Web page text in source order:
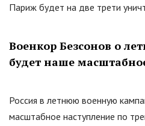
Париж будет на две трети
Военкор Безсонов о
будет наше
Россия в летнюю военную
масштабное наступление по